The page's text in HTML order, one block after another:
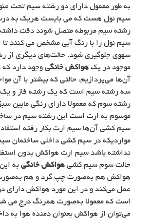
به طور معمول دارای دو رشته سیم تحت
سیم نول هست که می بایست هریک به
رشته سیم مربوطه متصل شوند دقت داشته
سیم نول را با رنگ آبی مشخص می کنند تا
سهوی جلوگیری شود. حالت‌های دیگری از
موجود در یک هواکش خانگی وجود دارد که
آن‌ها می‌پردازیم، حالتی که بیشتر با آن
سه رشته سیم است که یک رشته فاز و یک
رشته سوم که معمولا دارای رنگی مابین
موسوم به ارت است این رشته سیم در
سیم کشی آن‌ها سیم ارت بکار رفته
مواردیکه در سیم کشی داخلی ساختمان
نداشته باشد سیم ارت هواکش بدون
حالت سوم سیم کشی هواکش خانگی به
هواکش هم به‌صورت چپ گرد و هم
عمل می‌کند و در این مورد هواکش دارای
است که معمولا به‌صورت همرنگ درج می
می‌توان از هواکش بعنوان دمنده هوا به